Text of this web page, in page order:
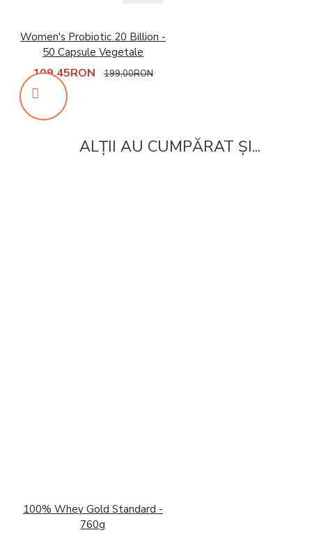
Women's Probiotic 20 Billion -
50 Capsule Vegetale
109,45RON 199,00RON
ALȚII AU CUMPĂRAT ȘI...
100% Whey Gold Standard -
760g